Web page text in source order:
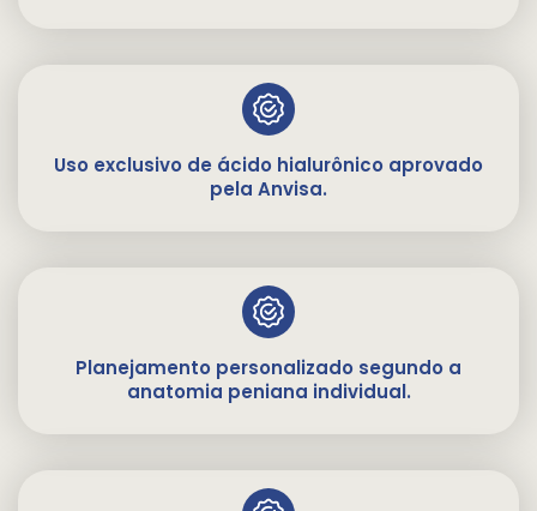
Uso exclusivo de ácido hialurônico aprovado
pela Anvisa.
Planejamento personalizado segundo a
anatomia peniana individual.